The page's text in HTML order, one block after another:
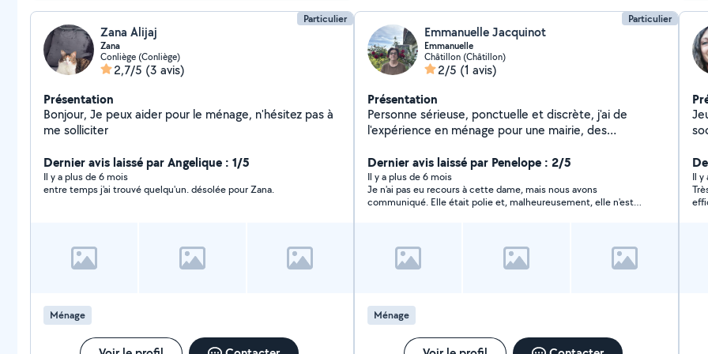
Particulier
Zana Alijaj
Zana
Conliège (Conliège)
2,7/5 (3 avis)
Présentation
Bonjour, Je peux aider pour le ménage, n'hésitez pas à
me solliciter
Dernier avis laissé par Angelique : 1/5
Il y a plus de 6 mois
entre temps j'ai trouvé quelqu'un. désolée pour Zana.
Ménage
Particulier
Emmanuelle Jacquinot
Emmanuelle
Châtillon (Châtillon)
2/5 (1 avis)
Présentation
Personne sérieuse, ponctuelle et discrète, j'ai de
l'expérience en ménage pour une mairie, des
particulièrement le nettoyage des sanitaires, le
récurage, le dépoussierage, le cirage des meubles, le
balayage et la confection des lits. Je maîtrise les
techniques de nettoyage et utilisent un matériel
Dernier avis laissé par Penelope : 2/5
Il y a plus de 6 mois
Je n'ai pas eu recours à cette dame, mais nous avons
communiqué. Elle était polie et, malheureusement, elle n'est
Ménage
Il y